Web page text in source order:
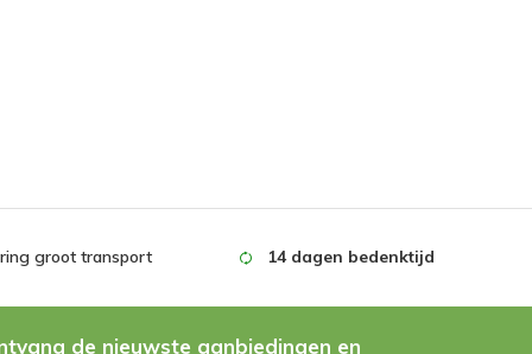
alleen de bijgeleverde gaten boor ging
groot transport 14 dagen bedenktijd
de nieuwste aanbiedingen en